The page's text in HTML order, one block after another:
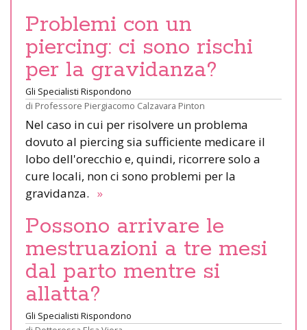
Problemi con un
piercing: ci sono rischi
per la gravidanza?
Gli Specialisti Rispondono
di Professore Piergiacomo Calzavara Pinton
Nel caso in cui per risolvere un problema
dovuto al piercing sia sufficiente medicare il
lobo dell'orecchio e, quindi, ricorrere solo a
cure locali, non ci sono problemi per la
gravidanza. »
Possono arrivare le
mestruazioni a tre mesi
dal parto mentre si
allatta?
Gli Specialisti Rispondono